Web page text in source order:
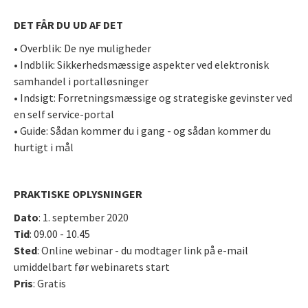
DET FÅR DU UD AF DET
• Overblik: De nye muligheder
• Indblik: Sikkerhedsmæssige aspekter ved elektronisk
samhandel i portalløsninger
• Indsigt: Forretningsmæssige og strategiske gevinster ved
en self service-portal
• Guide: Sådan kommer du i gang - og sådan kommer du
hurtigt i mål
PRAKTISKE OPLYSNINGER
Dato: 1. september 2020
Tid: 09.00 - 10.45
Sted: Online webinar - du modtager link på e-mail
umiddelbart før webinarets start
Pris: Gratis